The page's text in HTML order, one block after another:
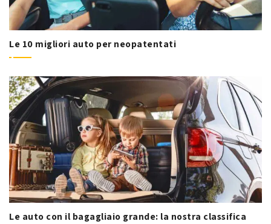
Le 10 migliori auto per neopatentati
Le auto con il bagagliaio grande: la nostra classifica